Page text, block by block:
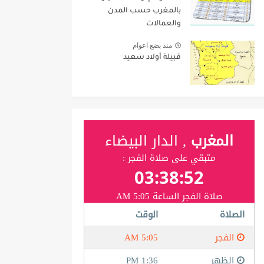
بالمغرب حسب المدن
والعمالات
منذ بضع اعوام
قبيلة أولاد سعيد